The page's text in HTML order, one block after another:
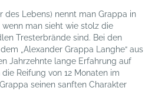
des Lebens) nennt man Grappa in
wenn man sieht wie stolz die
Tresterbrände sind. Bei den
„Alexander Grappa Langhe“ aus
Jahrzehnte lange Erfahrung auf
Reifung von 12 Monaten im
seinen sanften Charakter